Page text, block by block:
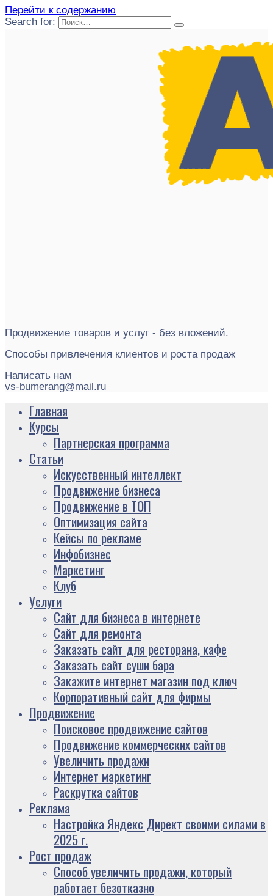
Перейти к содержанию
Search for:
Продвижение товаров и услуг - без вложений.
Способы привлечения клиентов и роста продаж
Написать нам
vs-bumerang@mail.ru
Главная
Курсы
Партнерская программа
Статьи
Искусственный интеллект
Продвижение бизнеса
Продвижение в ТОП
Оптимизация сайта
Кейсы по рекламе
Инфобизнес
Маркетинг
Клуб
Услуги
Сайт для бизнеса в интернете
Сайт для ремонта
Заказать сайт для ресторана, кафе
Заказать сайт суши бара
Закажите интернет магазин под ключ
Корпоративный сайт для фирмы
Продвижение
Поисковое продвижение сайтов
Продвижение коммерческих сайтов
Увеличить продажи
Интернет маркетинг
Раскрутка сайтов
Реклама
Настройка Яндекс Директ своими силами в
2025 г.
Рост продаж
Способ увеличить продажи, который
работает безотказно